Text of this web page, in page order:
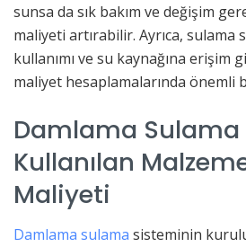
sunsa da sık bakım ve değişim
maliyeti artırabilir. Ayrıca, sulama
kullanımı ve su kaynağına erişim
maliyet hesaplamalarında önemli
Damlama
Kullanılan
Maliyeti
Damlama sulama sisteminin